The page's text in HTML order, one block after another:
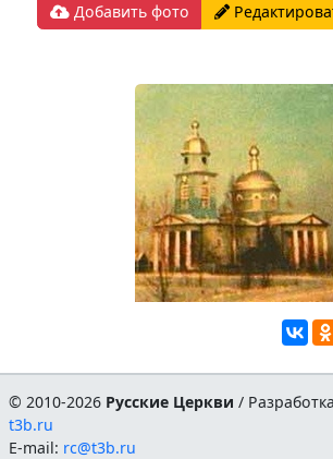
Добавить фото
© 2010-2026 Русские Церкви /
t3b.ru
E-mail: rc@t3b.ru